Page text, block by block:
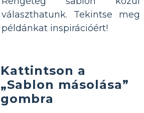
választhatunk. Tekintse meg
példánkat inspirációért!
Kattintson a
„Sablon másolása”
gombra